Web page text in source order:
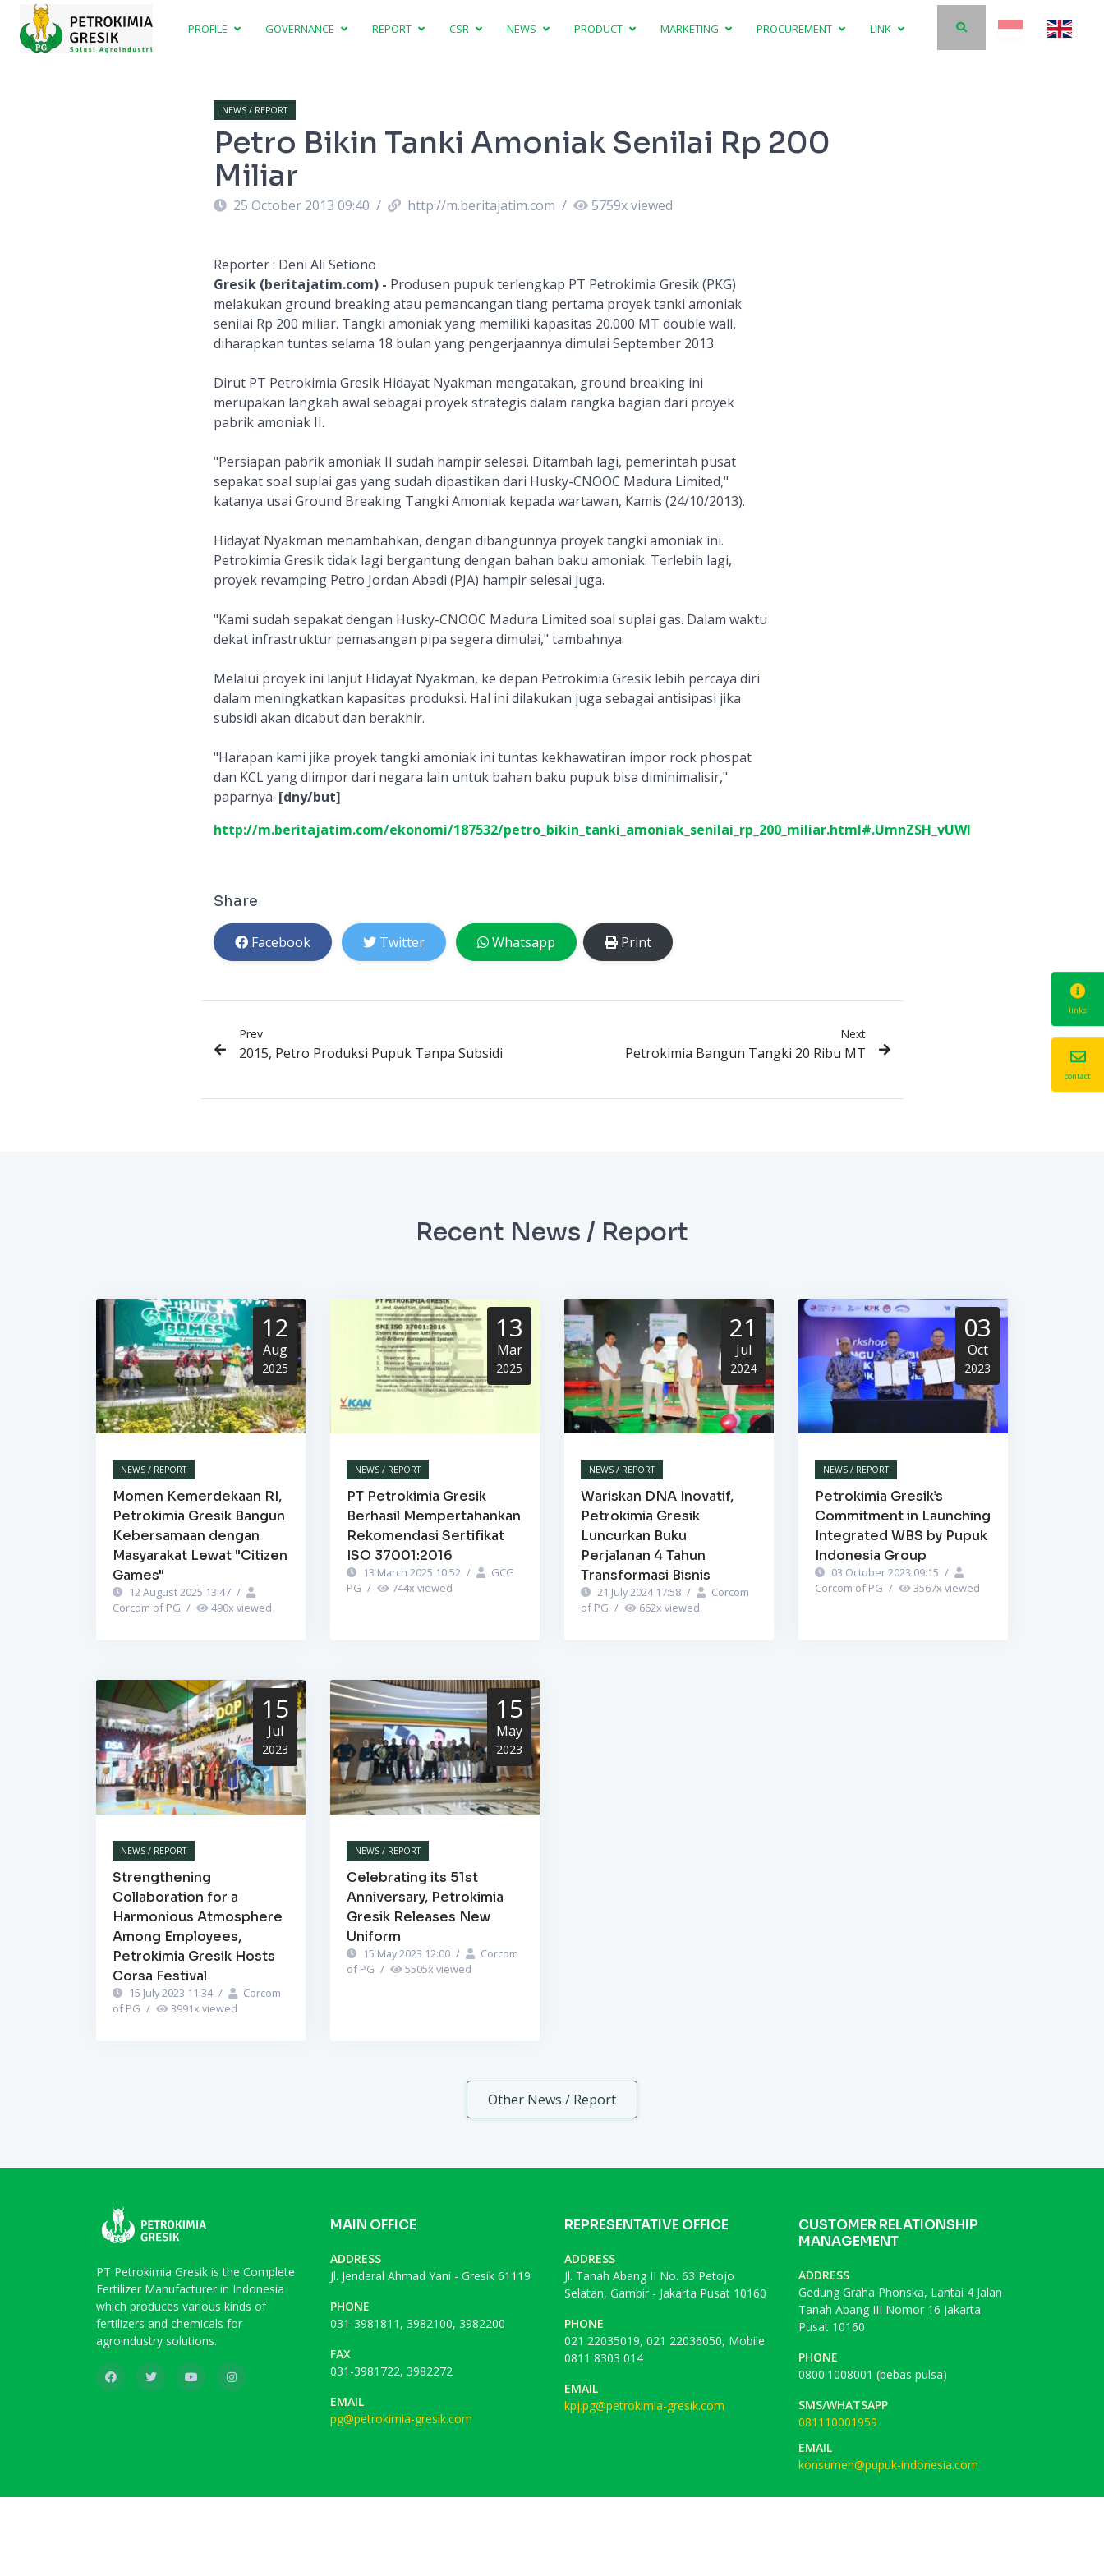
PROFILE GOVERNANCE REPORT CSR NEWS PRODUCT MARKETING PROCUREMENT LINK
NEWS / REPORT
Petro Bikin Tanki Amoniak Senilai Rp 200
Miliar
25 October 2013 09:40 / http://m.beritajatim.com / 5759x viewed
Reporter : Deni Ali Setiono
Gresik (beritajatim.com) - Produsen pupuk terlengkap PT Petrokimia Gresik (PKG)
melakukan ground breaking atau pemancangan tiang pertama proyek tanki amoniak
senilai Rp 200 miliar. Tangki amoniak yang memiliki kapasitas 20.000 MT double wall,
diharapkan tuntas selama 18 bulan yang pengerjaannya dimulai September 2013.
Dirut PT Petrokimia Gresik Hidayat Nyakman mengatakan, ground breaking ini
merupakan langkah awal sebagai proyek strategis dalam rangka bagian dari proyek
pabrik amoniak II.
"Persiapan pabrik amoniak II sudah hampir selesai. Ditambah lagi, pemerintah pusat
sepakat soal suplai gas yang sudah dipastikan dari Husky-CNOOC Madura Limited,"
katanya usai Ground Breaking Tangki Amoniak kepada wartawan, Kamis (24/10/2013).
Hidayat Nyakman menambahkan, dengan dibangunnya proyek tangki amoniak ini.
Petrokimia Gresik tidak lagi bergantung dengan bahan baku amoniak. Terlebih lagi,
proyek revamping Petro Jordan Abadi (PJA) hampir selesai juga.
"Kami sudah sepakat dengan Husky-CNOOC Madura Limited soal suplai gas. Dalam waktu
dekat infrastruktur pemasangan pipa segera dimulai," tambahnya.
Melalui proyek ini lanjut Hidayat Nyakman, ke depan Petrokimia Gresik lebih percaya diri
dalam meningkatkan kapasitas produksi. Hal ini dilakukan juga sebagai antisipasi jika
subsidi akan dicabut dan berakhir.
"Harapan kami jika proyek tangki amoniak ini tuntas kekhawatiran impor rock phospat
dan KCL yang diimpor dari negara lain untuk bahan baku pupuk bisa diminimalisir,"
paparnya. [dny/but]
http://m.beritajatim.com/ekonomi/187532/petro_bikin_tanki_amoniak_senilai_rp_200_miliar.html#.UmnZSH_vUWI
Share
Facebook Twitter Whatsapp Print
Prev
2015, Petro Produksi Pupuk Tanpa Subsidi
Next
Petrokimia Bangun Tangki 20 Ribu MT
Recent News / Report
12
Aug
2025
NEWS / REPORT
Momen Kemerdekaan RI,
Petrokimia Gresik Bangun
Kebersamaan dengan
Masyarakat Lewat "Citizen
Games"
12 August 2025 13:47 /
Corcom of PG / 490x viewed
13
Mar
2025
NEWS / REPORT
PT Petrokimia Gresik
Berhasil Mempertahankan
Rekomendasi Sertifikat
ISO 37001:2016
13 March 2025 10:52 /
GCG
PG / 744x viewed
21
Jul
2024
NEWS / REPORT
Wariskan DNA Inovatif,
Petrokimia Gresik
Luncurkan Buku
Perjalanan 4 Tahun
Transformasi Bisnis
21 July 2024 17:58 /
Corcom
of PG / 662x viewed
03
Oct
2023
NEWS / REPORT
Petrokimia Gresik’s
Commitment in Launching
Integrated WBS by Pupuk
Indonesia Group
03 October 2023 09:15 /
Corcom of PG / 3567x viewed
15
Jul
2023
NEWS / REPORT
Strengthening
Collaboration for a
Harmonious Atmosphere
Among Employees,
Petrokimia Gresik Hosts
Corsa Festival
15 July 2023 11:34 /
Corcom
of PG / 3991x viewed
15
May
2023
NEWS / REPORT
Celebrating its 51st
Anniversary, Petrokimia
Gresik Releases New
Uniform
15 May 2023 12:00 /
Corcom
of PG / 5505x viewed
Other News / Report
PT Petrokimia Gresik is the Complete
Fertilizer Manufacturer in Indonesia
which produces various kinds of
fertilizers and chemicals for
agroindustry solutions.
MAIN OFFICE
ADDRESS
Jl. Jenderal Ahmad Yani - Gresik 61119
PHONE
031-3981811, 3982100, 3982200
FAX
031-3981722, 3982272
EMAIL
pg@petrokimia-gresik.com
REPRESENTATIVE OFFICE
ADDRESS
Jl. Tanah Abang II No. 63 Petojo
Selatan, Gambir - Jakarta Pusat 10160
PHONE
021 22035019, 021 22036050, Mobile
0811 8303 014
EMAIL
kpj.pg@petrokimia-gresik.com
CUSTOMER RELATIONSHIP
MANAGEMENT
ADDRESS
Gedung Graha Phonska, Lantai 4 Jalan
Tanah Abang III Nomor 16 Jakarta
Pusat 10160
PHONE
0800.1008001 (bebas pulsa)
SMS/WHATSAPP
081110001959
EMAIL
konsumen@pupuk-indonesia.com
links
contact